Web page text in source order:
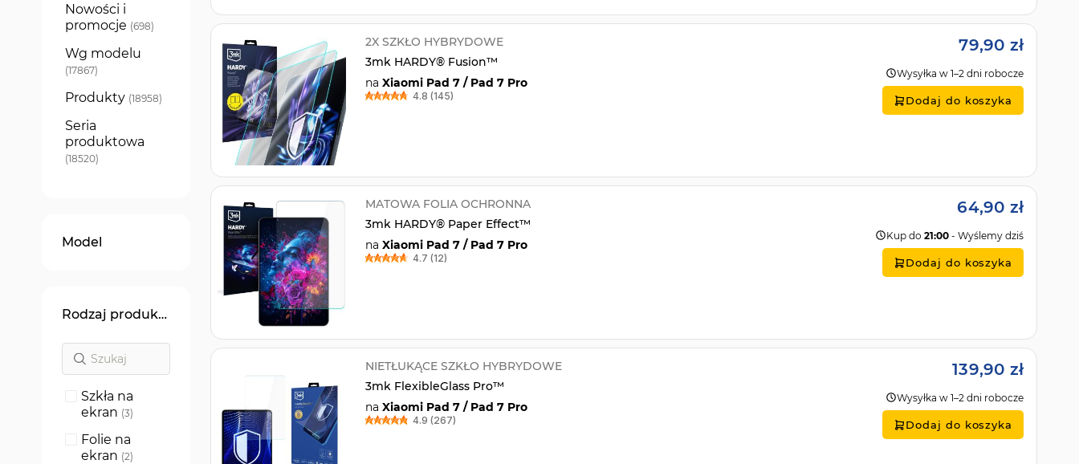
2X SZKŁO HYBRYDOWE
3mk HARDY® Fusion™
na Xiaomi Pad 7 / Pad 7 Pro
4.8 (145)
79,90 zł
Wysyłka w 1–2 dni robocze
Dodaj do koszyka
MATOWA FOLIA OCHRONNA
3mk HARDY® Paper Effect™
na Xiaomi Pad 7 / Pad 7 Pro
4.7 (12)
64,90 zł
Kup do 21:00 - Wyślemy dziś
Dodaj do koszyka
NIETŁUKĄCE SZKŁO HYBRYDOWE
3mk FlexibleGlass Pro™
na Xiaomi Pad 7 / Pad 7 Pro
4.9 (267)
139,90 zł
Wysyłka w 1–2 dni robocze
Dodaj do koszyka
Nowości i
promocje 698
produkty
Wg modelu
17867
produkty
Produkty 18958
produkty
Seria
produktowa
18520
produkty
Model
Rodzaj produktu
Szkła na
ekran 3
produkty
Folie na
ekran 2
produkty